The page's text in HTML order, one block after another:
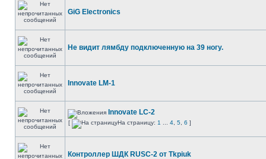
GiG Electronics
Не видит лямбду подключенную на 39 ногу.
Innovate LM-1
Innovate LC-2
[ На страницу: 1 4 5 6 ]
Контроллер ШДК RUSC-2 от Tkpiuk